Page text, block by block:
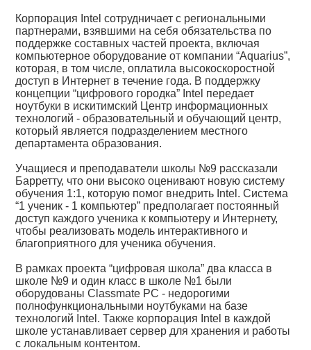
Корпорация Intel сотрудничает с региональными
партнерами, взявшими на себя обязательства по
поддержке составных частей проекта, включая
компьютерное оборудование от компании “Aquarius”,
которая, в том числе, оплатила высокоскоростной
доступ в Интернет в течение года. В поддержку
концепции “цифрового городка” Intel передает
ноутбуки в искитимский Центр информационных
технологий - образовательный и обучающий центр,
который является подразделением местного
департамента образования.
Учащиеся и преподаватели школы №9 рассказали
Барретту, что они высоко оценивают новую систему
обучения 1:1, которую помог внедрить Intel. Система
“1 ученик - 1 компьютер” предполагает постоянный
доступ каждого ученика к компьютеру и Интернету,
чтобы реализовать модель интерактивного и
благоприятного для ученика обучения.
В рамках проекта “цифровая школа” два класса в
школе №9 и один класс в школе №1 были
оборудованы Сlassmate PC - недорогими
полнофункциональными ноутбуками на базе
технологий Intel. Также корпорация Intel в каждой
школе устанавливает сервер для хранения и работы
с локальным контентом.